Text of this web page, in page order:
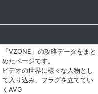
「VZONE」の攻略データをまと
めたページです。
ビデオの世界に様々な人物とし
て入り込み、フラグを立ててい
くAVG